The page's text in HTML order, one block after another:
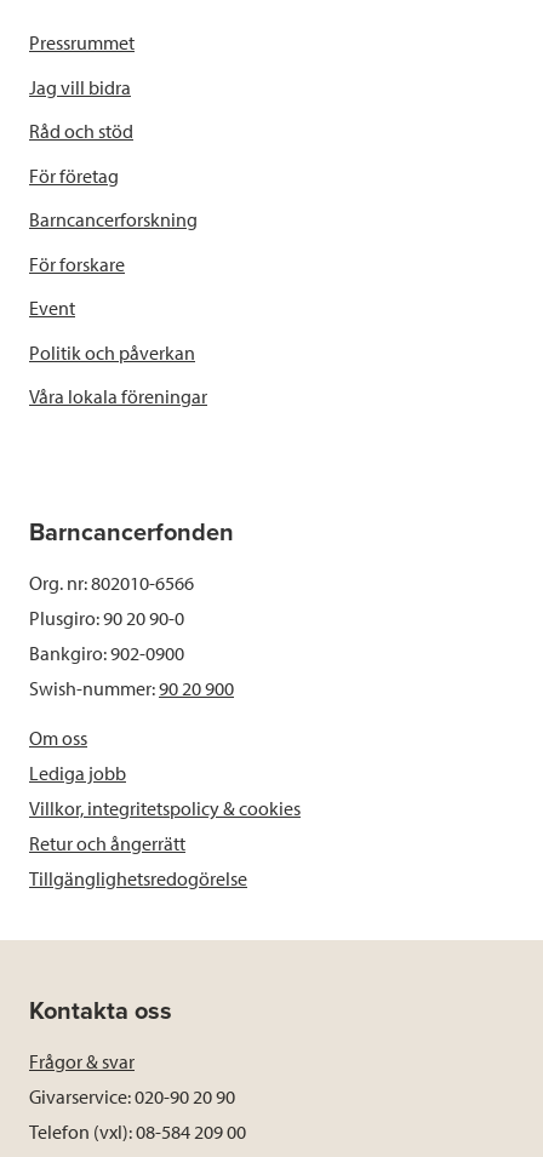
Pressrummet
Jag vill bidra
Råd och stöd
För företag
Barncancerforskning
För forskare
Event
Politik och påverkan
Våra lokala föreningar
Barncancerfonden
Org. nr: 802010-6566
Plusgiro: 90 20 90-0
Bankgiro: 902-0900
Swish-nummer:90 20 900
Om oss
Lediga jobb
Villkor, integritetspolicy & cookies
Retur och ångerrätt
Tillgänglighetsredogörelse
Kontakta oss
Frågor & svar
Givarservice: 020-90 20 90
Telefon (vxl): 08-584 209 00